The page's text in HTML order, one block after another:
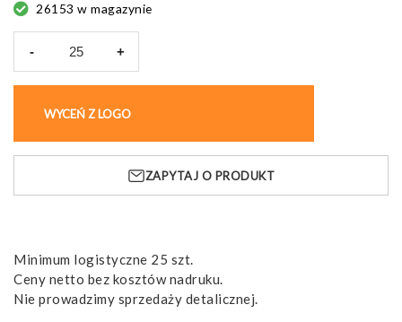
26153 w magazynie
-
Varadero,
lustrzane
+
WYCEŃ Z LOGO
ZAPYTAJ O PRODUKT
Minimum logistyczne 25 szt.
Ceny netto bez kosztów nadruku.
Nie prowadzimy sprzedaży detalicznej.